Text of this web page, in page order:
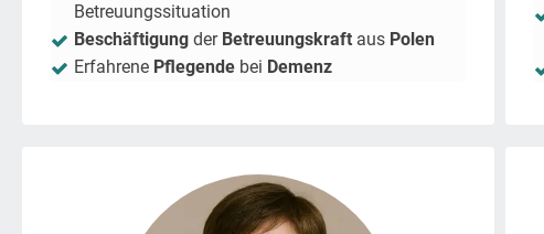
Betreuungssituation
Beschäftigung der Betreuungskraft aus Polen
Erfahrene Pflegende bei Demenz